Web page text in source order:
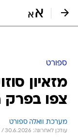
ספורט
מזאיון
צפו בפרק
מערכת וואלה ספורט
עודכן לאחרונה: 30.6.2026 / 16:36